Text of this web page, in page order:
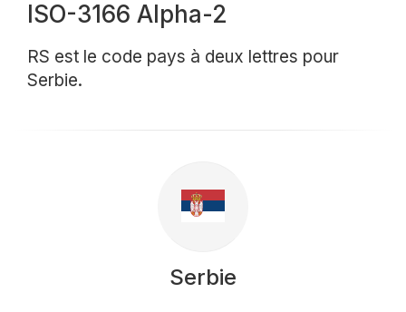
ISO-3166 Alpha-2
RS est le code pays à deux lettres pour
Serbie.
Serbie